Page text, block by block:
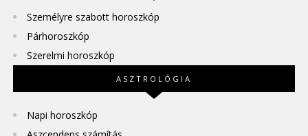
Személyre szabott horoszkóp
Párhoroszkóp
Szerelmi horoszkóp
ASZTROLÓGIA
Napi horoszkóp